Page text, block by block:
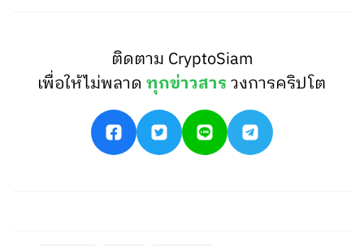
ติดตาม CryptoSiam
เพื่อให้ไม่พลาดทุกข่าวสารวงการคริปโต